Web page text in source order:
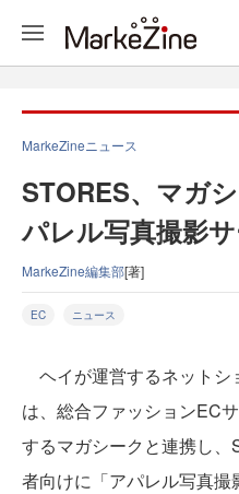
MarkeZineニュース
STORES、マガ
パレル写真撮影
MarkeZine編集部[著]
EC ニュース
ヘイが運営するネットシ
は、総合ファッションEC
するマガシークと連携し
者向けに「アパレル写真